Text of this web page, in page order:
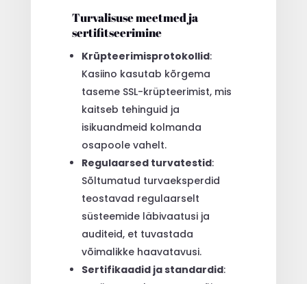
Turvalisuse meetmed ja
sertifitseerimine
Krüpteerimisprotokollid:
Kasiino kasutab kõrgema
taseme SSL-krüpteerimist, mis
kaitseb tehinguid ja
isikuandmeid kolmanda
osapoole vahelt.
Regulaarsed turvatestid:
Sõltumatud turvaeksperdid
teostavad regulaarselt
süsteemide läbivaatusi ja
auditeid, et tuvastada
võimalikke haavatavusi.
Sertifikaadid ja standardid: